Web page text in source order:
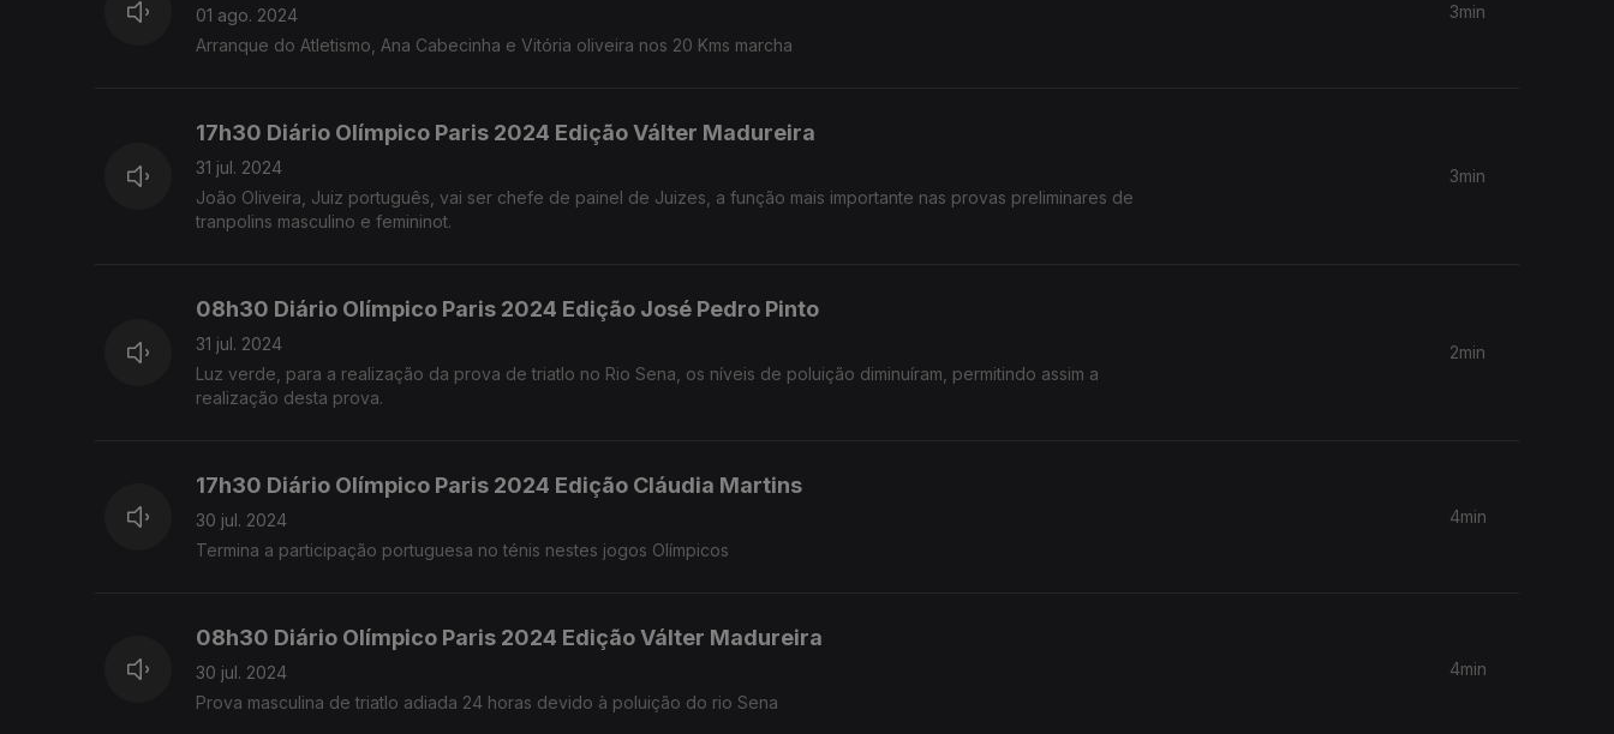
01 ago. 2024
Arranque do Atletismo, Ana Cabecinha e Vitória oliveira nos 20 Kms marcha
3min
17h30 Diário Olímpico Paris 2024 Edição Válter Madureira
31 jul. 2024
João Oliveira, Juiz português, vai ser chefe de painel de Juizes, a função mais importante nas provas preliminares de
tranpolins masculino e femininot.
3min
08h30 Diário Olímpico Paris 2024 Edição José Pedro Pinto
31 jul. 2024
Luz verde, para a realização da prova de triatlo no Rio Sena, os níveis de poluição diminuíram, permitindo assim a
realização desta prova.
2min
17h30 Diário Olímpico Paris 2024 Edição Cláudia Martins
30 jul. 2024
Termina a participação portuguesa no ténis nestes jogos Olímpicos
4min
08h30 Diário Olímpico Paris 2024 Edição Válter Madureira
30 jul. 2024
Prova masculina de triatlo adiada 24 horas devido à poluição do rio Sena
4min